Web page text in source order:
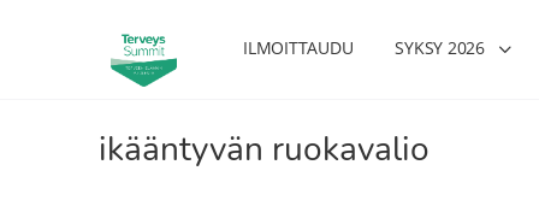
ILMOITTAUDU SYKSY 2026
ikääntyvän ruokavalio